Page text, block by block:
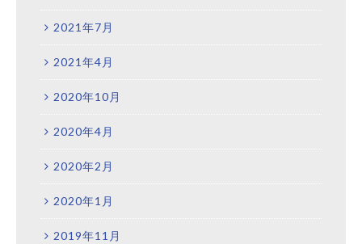
2021年7月
2021年4月
2020年10月
2020年4月
2020年2月
2020年1月
2019年11月